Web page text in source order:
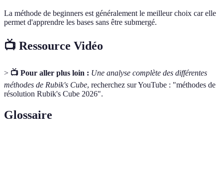
La méthode de beginners est généralement le meilleur choix car elle
permet d'apprendre les bases sans être submergé.
📺 Ressource Vidéo
> 📺 Pour aller plus loin : Une analyse complète des différentes
méthodes de Rubik's Cube, recherchez sur YouTube : "méthodes de
résolution Rubik's Cube 2026".
Glossaire